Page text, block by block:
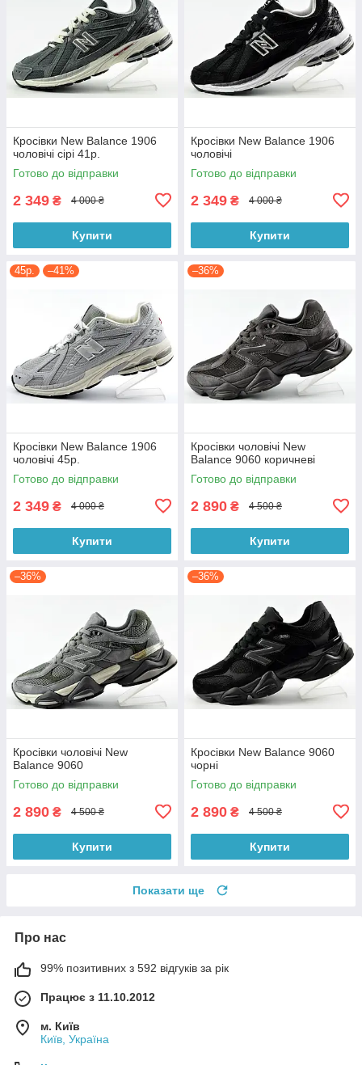
Кросівки New Balance 1906
чоловічі сірі 41р.
Готово до відправки
2 349 ₴ 4 000 ₴
Купити
Кросівки New Balance 1906
чоловічі
Готово до відправки
2 349 ₴ 4 000 ₴
Купити
45р. –41%
Кросівки New Balance 1906
чоловічі 45р.
Готово до відправки
2 349 ₴ 4 000 ₴
Купити
–36%
Кросівки чоловічі New
Balance 9060 коричневі
Готово до відправки
2 890 ₴ 4 500 ₴
Купити
–36%
Кросівки чоловічі New
Balance 9060
Готово до відправки
2 890 ₴ 4 500 ₴
Купити
–36%
Кросівки New Balance 9060
чорні
Готово до відправки
2 890 ₴ 4 500 ₴
Купити
Показати ще
Про нас
99% позитивних з 592 відгуків за рік
Працює з 11.10.2012
м. Київ
Київ, Україна